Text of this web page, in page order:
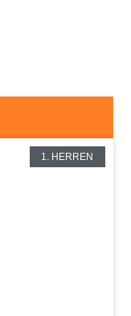
1. HERREN